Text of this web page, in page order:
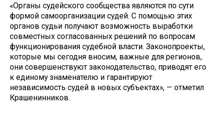
«Органы судейского сообщества являются по сути
формой самоорганизации судей. С помощью этих
органов судьи получают возможность выработки
совместных согласованных решений по вопросам
функционирования судебной власти. Законопроекты,
которые мы сегодня вносим, важные для регионов,
они совершенствуют законодательство, приводят его
к единому знаменателю и гарантируют
независимость судей в новых субъектах», — отметил
Крашенинников.